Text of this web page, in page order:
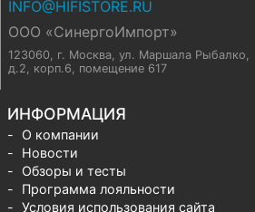
INFO@HIFISTORE.RU
ООО «СинергоИмпорт»
123060, г. Москва, ул. Маршала Рыбалко,
д.2, корп.6, помещение 617
ИНФОРМАЦИЯ
О компании
Новости
Обзоры и тесты
Программа лояльности
Условия использования сайта